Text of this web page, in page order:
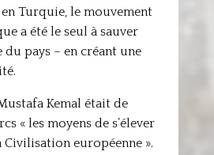
Turquie, le mouvement
a été le seul à sauver
du pays – en créant une
Kemal était de
« les moyens de s’élever
Civilisation européenne ».